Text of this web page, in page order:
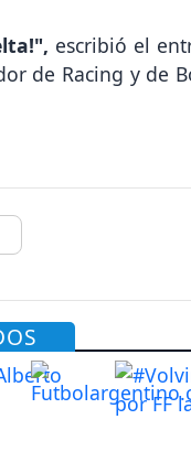
escribió el
de Racing y de